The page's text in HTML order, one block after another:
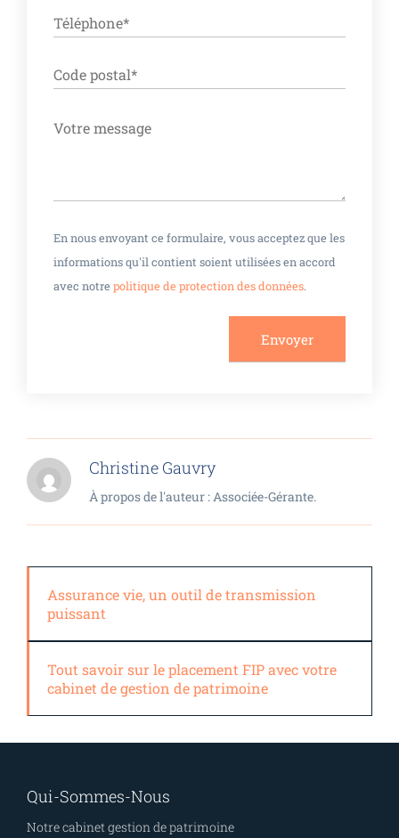
En nous envoyant ce formulaire, vous acceptez que les
informations qu'il contient soient utilisées en accord
avec notre politique de protection des données.
ALTERNATIVE:
Christine Gauvry
À propos de l'auteur : Associée-Gérante.
Assurance vie, un outil de transmission
puissant
Tout savoir sur le placement FIP avec votre
cabinet de gestion de patrimoine
Qui-Sommes-Nous
Notre cabinet gestion de patrimoine